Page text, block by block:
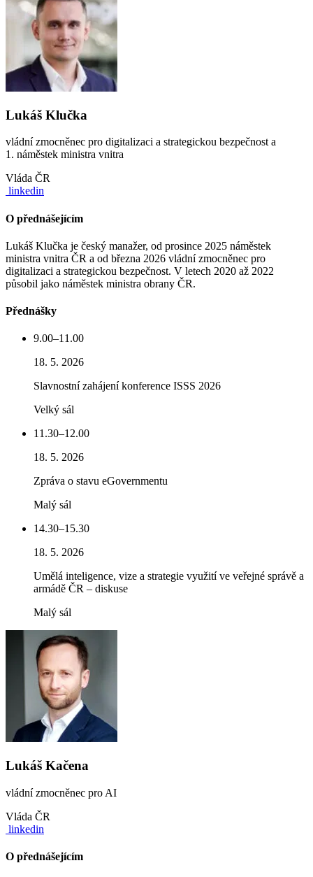
Lukáš Klučka
vládní zmocněnec pro digitalizaci a strategickou bezpečnost a
1. náměstek ministra vnitra
Vláda ČR
linkedin
O přednášejícím
Lukáš Klučka je český manažer, od prosince 2025 náměstek
ministra vnitra ČR a od března 2026 vládní zmocněnec pro
digitalizaci a strategickou bezpečnost. V letech 2020 až 2022
působil jako náměstek ministra obrany ČR.
Přednášky
9.00–11.00
18. 5. 2026
Slavnostní zahájení konference ISSS 2026
Velký sál
11.30–12.00
18. 5. 2026
Zpráva o stavu eGovernmentu
Malý sál
14.30–15.30
18. 5. 2026
Umělá inteligence, vize a strategie využití ve veřejné správě a
armádě ČR – diskuse
Malý sál
Lukáš Kačena
vládní zmocněnec pro AI
Vláda ČR
linkedin
O přednášejícím